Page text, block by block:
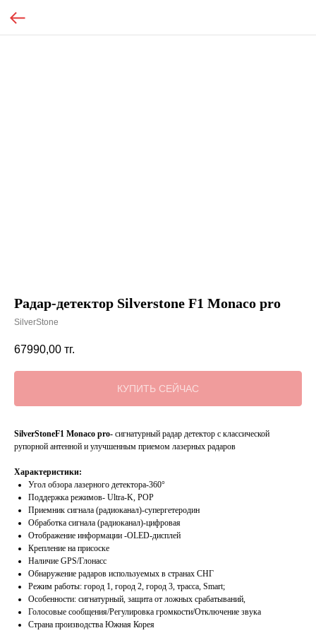
Радар-детектор Silverstone F1 Monaco pro
SilverStone
67990,00 тг.
КУПИТЬ СЕЙЧАС
SilverStoneF1 Monaco pro- сигнатурный радар детектор с классической
рупорной антенной и улучшенным приемом лазерных радаров
Характеристики:
Угол обзора лазерного детектора-360°
Поддержка режимов- Ultra-K, POP
Приемник сигнала (радиоканал)-супергетеродин
Обработка сигнала (радиоканал)-цифровая
Отображение информации -OLED-дисплей
Крепление на присоске
Наличие GPS/Глонасс
Обнаружение радаров используемых в странах СНГ
Режим работы: город 1, город 2, город 3, трасса, Smart;
Особенности: сигнатурный, защита от ложных срабатываний,
Голосовые сообщения/Регулировка громкости/Отключение звука
Страна производства Южная Корея